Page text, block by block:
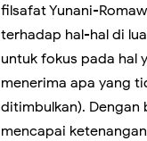
filsafat Yunani-
terhadap hal-hal di
untuk fokus pada hal
menerima apa yang
ditimbulkan).
mencapai